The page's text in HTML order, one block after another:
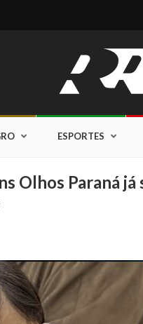
ESPORTES
Olhos Paraná